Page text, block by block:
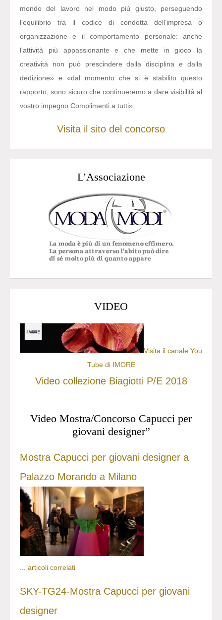
mondo del lavoro nel modo più giusto, perseguendo
l’equilibrio tra il codice di condotta dell’impresa o
organizzazione e il comportamento personale: anche
l’attività più appassionante e che mette in gioco la
creatività non può prescindere dalla disciplina e dalla
dedizione» e «dal momento che si è stabilito questo
rapporto, sono sicuro che continueremo a dare visibilità al
vostro impegno Complimenti a tutti».
Visita il sito del concorso
L’Associazione
VIDEO
Visita il canale You
Tube di IMORE
Video collezione Biagiotti P/E 2018
Video Mostra/Concorso Capucci per
giovani designer”
Mostra Capucci per giovani designer a
Palazzo Morando a Milano
... articoli correlati
SKY-TG24-Mostra Capucci per giovani
designer